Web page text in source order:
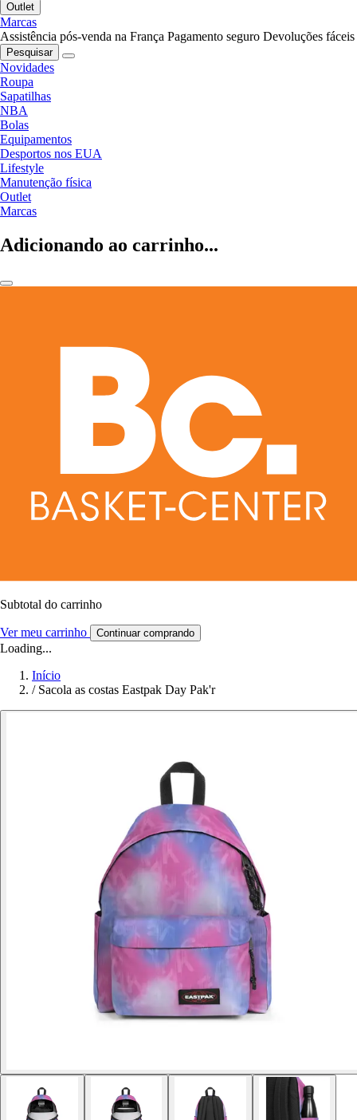
Outlet
Marcas
Assistência pós-venda na França Pagamento seguro Devoluções fáceis
Pesquisar
Novidades
Roupa
Sapatilhas
NBA
Bolas
Equipamentos
Desportos nos EUA
Lifestyle
Manutenção física
Outlet
Marcas
Adicionando ao carrinho...
Subtotal do carrinho
Ver meu carrinho Continuar comprando
Loading...
Início
/ Sacola as costas Eastpak Day Pak'r